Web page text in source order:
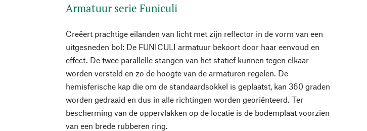
Armatuur serie Funiculi
Creëert prachtige eilanden van licht met zijn reflector in de vorm van een
uitgesneden bol: De FUNICULI armatuur bekoort door haar eenvoud en
effect. De twee parallelle stangen van het statief kunnen tegen elkaar
worden versteld en zo de hoogte van de armaturen regelen. De
hemisferische kap die om de standaardsokkel is geplaatst, kan 360 graden
worden gedraaid en dus in alle richtingen worden georiënteerd. Ter
bescherming van de oppervlakken op de locatie is de bodemplaat voorzien
van een brede rubberen ring.